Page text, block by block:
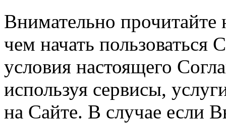
Внимательно
чем начать
условия настоящего
используя сервисы,
на Сайте. В случае если